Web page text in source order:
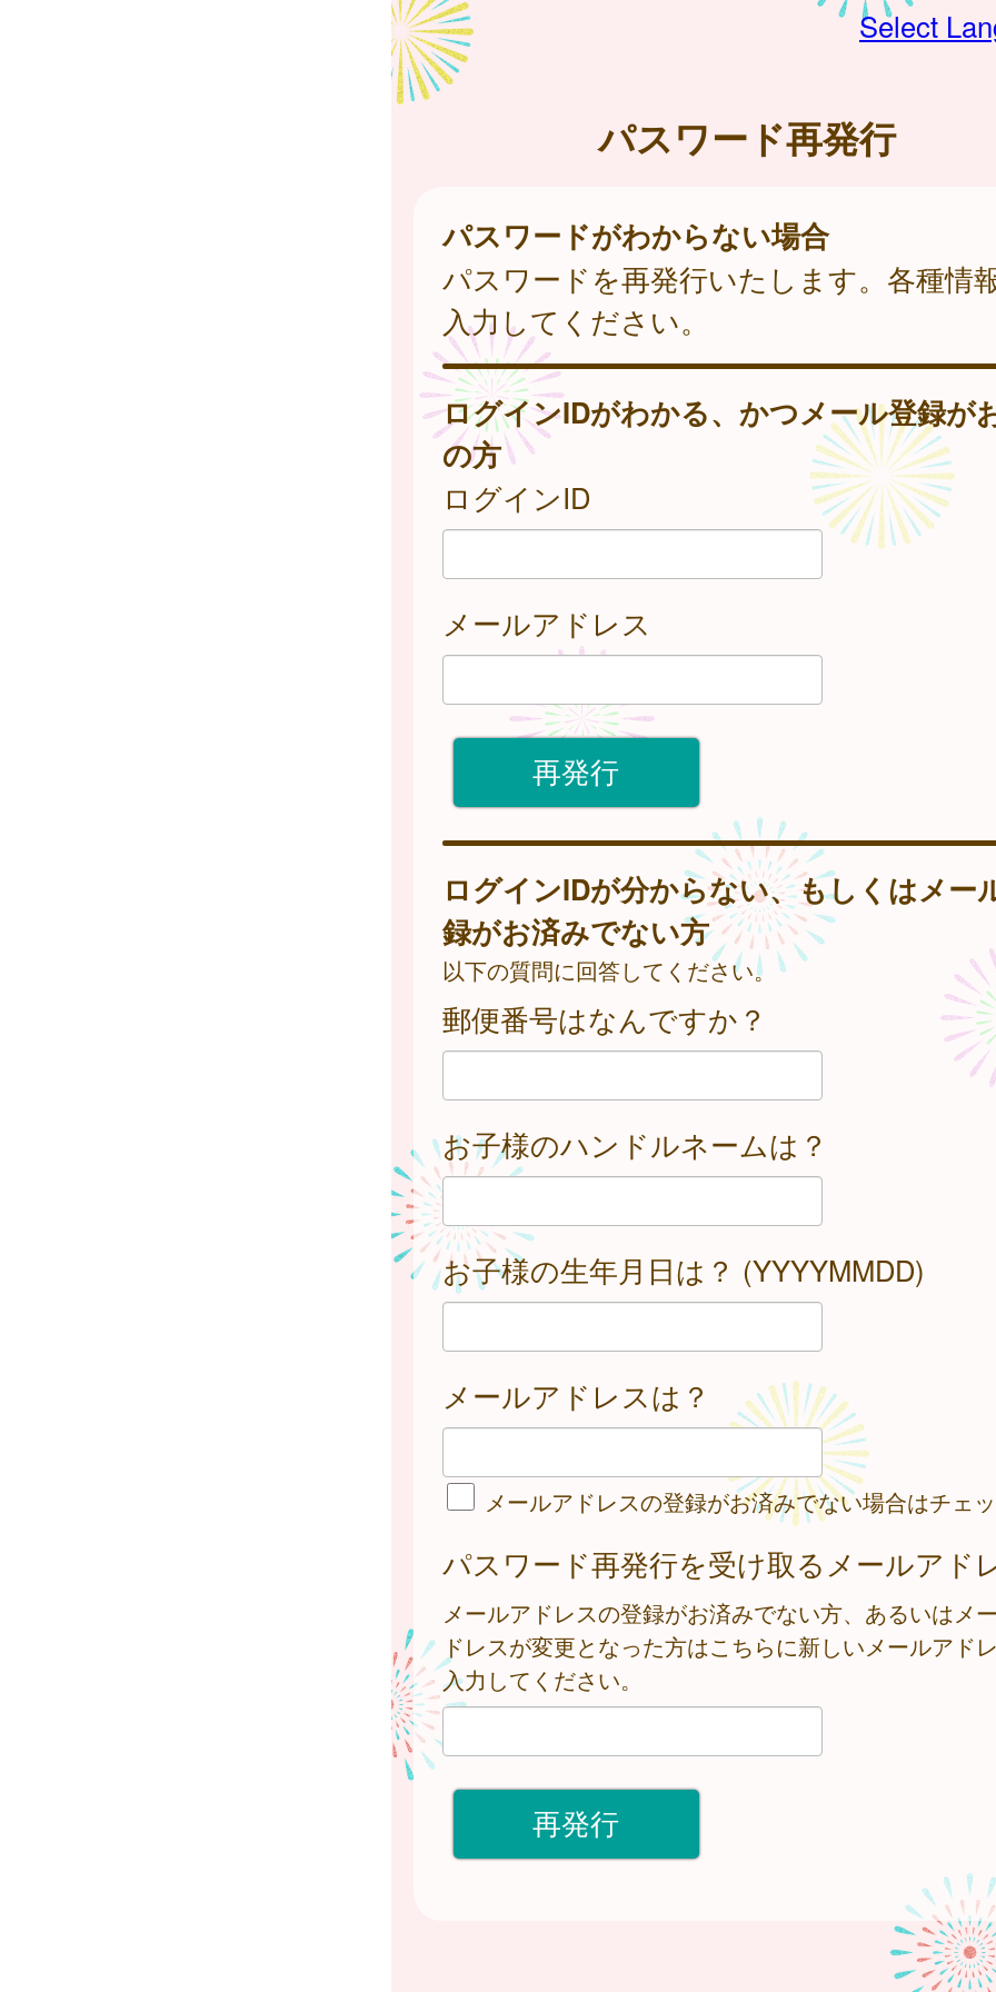
Select
パスワード再発行
パスワードがわからない場合
パスワードを再発行いたします。各種情
入力してください。
ログインIDがわかる、かつメール登録が
の方
ログインID
メールアドレス
ログインIDが分からない、もしくはメー
録がお済みでない方
以下の質問に回答してください。
郵便番号はなんですか？
お子様のハンドルネームは？
お子様の生年月日は？ (YYYYMMDD)
メールアドレスは？
メールアドレスの登録がお済みでない場合はチェ
パスワード再発行を受け取るメールアド
メールアドレスの登録がお済みでない方、あるいはメ
ドレスが変更となった方はこちらに新しいメールアド
入力してください。